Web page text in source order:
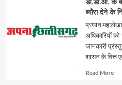
ब्यौरा देने के
प्रधान
अधिकारियों
जानकारी
शासन के वित्त
Read More